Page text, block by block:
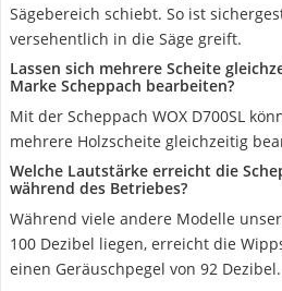
Sägebereich schiebt. So ist
versehentlich in die Säge greift.
Lassen sich mehrere Scheite
Marke Scheppach bearbeiten?
Mit der Scheppach WOX D700SL
mehrere Holzscheite gleichzeitig
Welche Lautstärke erreicht die
während des Betriebes?
Während viele andere Modelle
100 Dezibel liegen, erreicht die
einen Geräuschpegel von 92 Dezibel.